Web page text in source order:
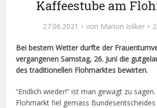
Kaffeestube am
27.06.2021 von Marion Isliker
Bei bestem Wetter durfte der
vergangenen Samstag, 26. Juni die
des traditionellen Flohmarktes bewirten.
“Endlich wieder!” ist man gewagt zu
Flohmarkt fiel gemäss